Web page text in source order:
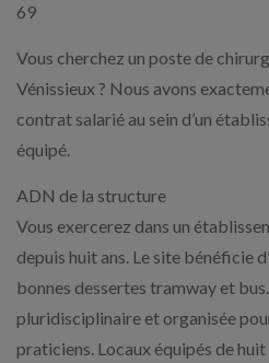
69
Vous cherchez un poste de
Vénissieux ? Nous avons
contrat salarié au sein d’un
équipé.
ADN de la structure
Vous exercerez dans un
depuis huit ans. Le site bénéficie
bonnes dessertes tramway et bus.
pluridisciplinaire et organisée
praticiens. Locaux équipés de